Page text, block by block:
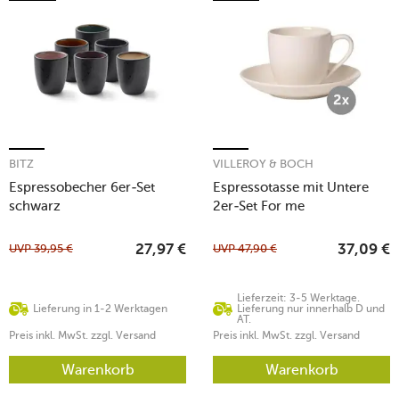
Espressobecher 6er-Set
schwarz
BITZ
Lieferung in 1-2 Werktagen
UVP39,95 € 27,97 €
Preis inkl. MwSt. zzgl. Versand
Warenkorb
Espressotasse mit Untere
2er-Set For me
VILLEROY & BOCH
Lieferzeit: 3-5 Werktage.
Lieferung nur innerhalb D und
AT.
UVP47,90 € 37,09 €
Preis inkl. MwSt. zzgl. Versand
Warenkorb